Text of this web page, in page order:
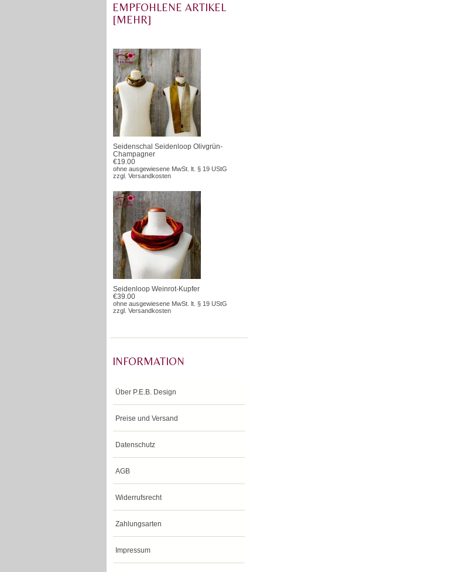
EMPFOHLENE ARTIKEL
[MEHR]
Seidenschal Seidenloop Olivgrün-
Champagner
€19.00
ohne ausgewiesene MwSt. lt. § 19 UStG
zzgl. Versandkosten
Seidenloop Weinrot-Kupfer
€39.00
ohne ausgewiesene MwSt. lt. § 19 UStG
zzgl. Versandkosten
INFORMATION
Über P.E.B. Design
Preise und Versand
Datenschutz
AGB
Widerrufsrecht
Zahlungsarten
Impressum